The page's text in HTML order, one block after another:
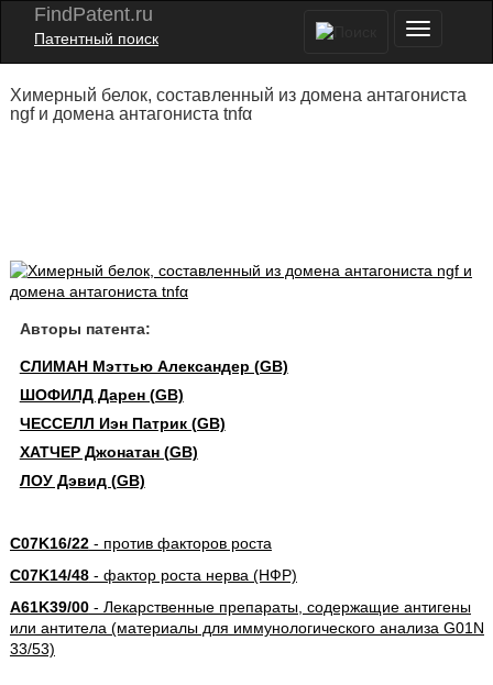
FindPatent.ru
Патентный поиск
Химерный белок, составленный из домена антагониста
ngf и домена антагониста tnfα
Авторы патента:
СЛИМАН Мэттью Александер (GB)
ШОФИЛД Дарен (GB)
ЧЕССЕЛЛ Иэн Патрик (GB)
ХАТЧЕР Джонатан (GB)
ЛОУ Дэвид (GB)
C07K16/22- против факторов роста
C07K14/48- фактор роста нерва (НФР)
A61K39/00- Лекарственные препараты, содержащие антигены
или антитела (материалы для иммунологического анализа G01N
33/53)